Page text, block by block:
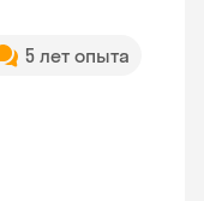
5 лет опыта